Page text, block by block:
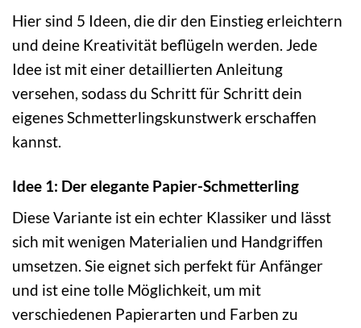
Hier sind 5 Ideen, die dir den Einstieg erleichtern
und deine Kreativität beflügeln werden. Jede
Idee ist mit einer detaillierten Anleitung
versehen, sodass du Schritt für Schritt dein
eigenes Schmetterlingskunstwerk erschaffen
kannst.
Idee 1: Der elegante Papier-Schmetterling
Diese Variante ist ein echter Klassiker und lässt
sich mit wenigen Materialien und Handgriffen
umsetzen. Sie eignet sich perfekt für Anfänger
und ist eine tolle Möglichkeit, um mit
verschiedenen Papierarten und Farben zu